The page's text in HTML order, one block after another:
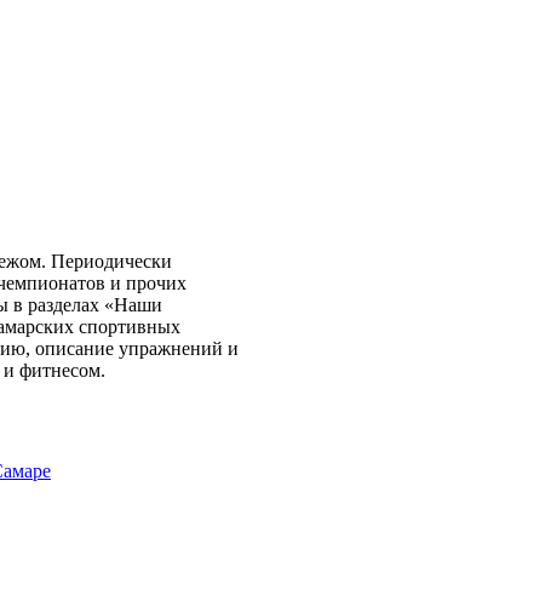
Периодически
и прочих
в разделах «Наши
спортивных
описание упражнений и
фитнесом.